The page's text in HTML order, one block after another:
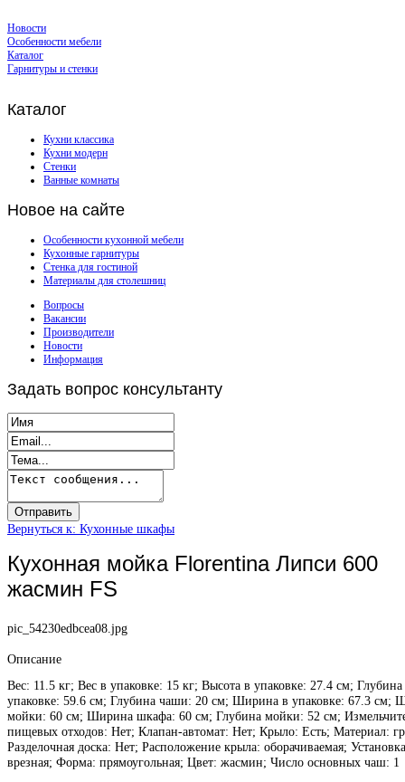
Новости
Особенности мебели
Каталог
Гарнитуры и стенки
Каталог
Кухни классика
Кухни модерн
Стенки
Ванные комнаты
Новое на сайте
Особенности кухонной мебели
Кухонные гарнитуры
Стенка для гостиной
Материалы для столешниц
Вопросы
Вакансии
Производители
Новости
Информация
Задать вопрос консультанту
Вернуться к: Кухонные шкафы
Кухонная мойка Florentina Липси 600
жасмин FS
pic_54230edbcea08.jpg
Описание
Вес: 11.5 кг; Вес в упаковке: 15 кг; Высота в упаковке: 27.4 см; Глубина
упаковке: 59.6 см; Глубина чаши: 20 см; Ширина в упаковке: 67.3 см;
мойки: 60 см; Ширина шкафа: 60 см; Глубина мойки: 52 см;
пищевых отходов: Нет; Клапан-автомат: Нет; Крыло: Есть; Материал:
Разделочная доска: Нет; Расположение крыла: оборачиваемая;
врезная; Форма: прямоугольная; Цвет: жасмин; Число основных чаш: 1